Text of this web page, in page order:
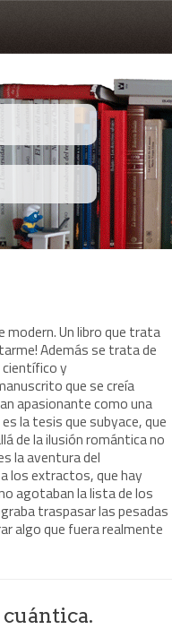
modern. Un libro que trata
Además se trata de
y
que se creía
apasionante como una
la tesis que subyace, que
de la ilusión romántica no
la aventura del
los extractos, que hay
agotaban la lista de los
traspasar las pesadas
algo que fuera realmente